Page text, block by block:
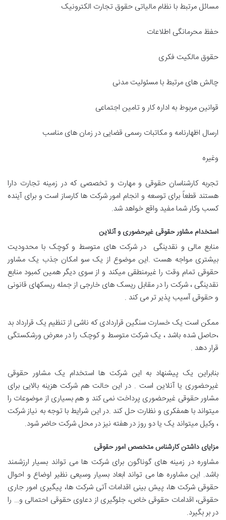
مسائل مرتبط با نظام مالیاتی حقوق تجارت الکترونیک
حفظ محرمانگی اطلاعات
حقوق مالکیت فکری
چالش های مرتبط با مسئولیت مدنی
قوانین مربوط به اداره کار و تامین اجتماعی
ارسال اظهارنامه و مکاتبات رسمی قضایی در زمان های مناسب
وغیره
تجربه کارشناسان حقوقی و مهارت و تخصصی که در زمینه تجارت دارا
هستند قطعاً برای توسعه و انجام امور شرکت ها کارساز است و برای آینده
کسب وکار شما مفید واقع خواهد شد.
استخدام مشاور حقوقی غیرحضوری و آنلاین
منابع مالی و نقدینگی در شرکت های متوسط و کوچک با محدودیت
بیشتری مواجه هست .این موضوع از یک سو امکان جذب یک مشاور
حقوقی تمام وقت را غیرمنطقی میکند و از سوی دیگر همین کمبود منابع
نقدینگی ، شرکت را در مقابل ریسک های خارجی از جمله ریسکهای قانونی
و حقوقی آسیب پذیر تر می کند .
ممکن است یک خسارت سنگین قراردادی که ناشی از تنظیم یک قرارداد بد
،حاصل شده باشد ، یک شرکت متوسط و کوچک را در معرض ورشکستگی
قرار دهد .
بنابراین یک پیشنهاد به این شرکت ها استخدام یک مشاور حقوقی
غیرحضوری یا آنلاین است . در این حالت هم شرکت هزینه بالایی برای
مشاور حقوقی غیرحضوری پرداخت نمی کند و هم بسیاری از موضوعات را
میتواند با همفکری و نظارت حل کند .در این شرایط با توجه به نیاز شرکت
، وکیل میتواند یک یا دو روز در هفته نیز در محل شرکت حاضر شود.
مزایای داشتن کارشناس متخصص امور حقوقی
مشاوره در زمینه های گوناگون برای شرکت ها می تواند بسیار ارزشمند
باشد. این مشاوره ها می تواند ابعاد بسیار وسیعی نظیر اوضاع و احوال
حقوقی شرکت ها، پیش بینی اقدامات آتی شرکت ها، پیگیری امور جاری
حقوقی، اقدامات حقوقی خاص، جلوگیری از دعاوی حقوقی احتمالی و… را
در بر بگیرد.